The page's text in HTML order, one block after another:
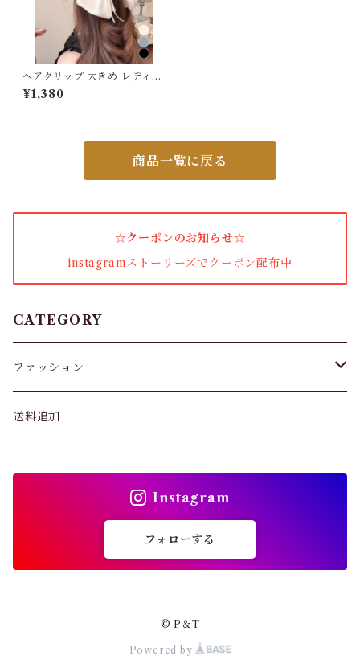
パンプス・サンダル
ワンピース・セットアップ
女性下着・靴下
着圧ソックス
ショーツ
ガードル・ウエストニッパー
ヘアクリップ 大きめ レディー
ス リボン
¥1,380
商品一覧に戻る
☆クーポンのお知らせ☆
instagramストーリーズでクーポン配布中
CATEGORY
ファッション
パンツ&スカート
送料追加
Instagram
フォローする
© P＆T
Powered by